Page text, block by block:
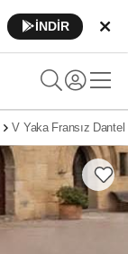
İNDİR
V Yaka Fransız